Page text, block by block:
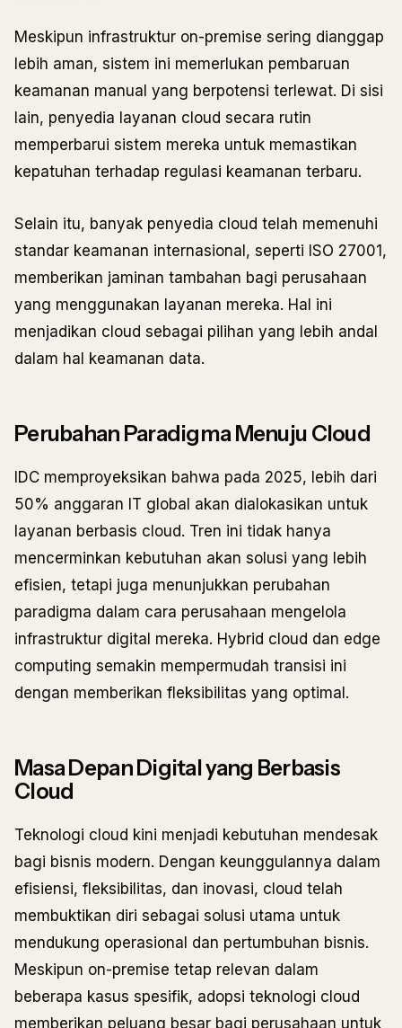
Meskipun infrastruktur on-premise sering dianggap
lebih aman, sistem ini memerlukan pembaruan
keamanan manual yang berpotensi terlewat. Di sisi
lain, penyedia layanan cloud secara rutin
memperbarui sistem mereka untuk memastikan
kepatuhan terhadap regulasi keamanan terbaru.
Selain itu, banyak penyedia cloud telah memenuhi
standar keamanan internasional, seperti ISO 27001,
memberikan jaminan tambahan bagi perusahaan
yang menggunakan layanan mereka. Hal ini
menjadikan cloud sebagai pilihan yang lebih andal
dalam hal keamanan data.
Perubahan Paradigma Menuju Cloud
IDC memproyeksikan bahwa pada 2025, lebih dari
50% anggaran IT global akan dialokasikan untuk
layanan berbasis cloud. Tren ini tidak hanya
mencerminkan kebutuhan akan solusi yang lebih
efisien, tetapi juga menunjukkan perubahan
paradigma dalam cara perusahaan mengelola
infrastruktur digital mereka. Hybrid cloud dan edge
computing semakin mempermudah transisi ini
dengan memberikan fleksibilitas yang optimal.
Masa Depan Digital yang Berbasis
Cloud
Teknologi cloud kini menjadi kebutuhan mendesak
bagi bisnis modern. Dengan keunggulannya dalam
efisiensi, fleksibilitas, dan inovasi, cloud telah
membuktikan diri sebagai solusi utama untuk
mendukung operasional dan pertumbuhan bisnis.
Meskipun on-premise tetap relevan dalam
beberapa kasus spesifik, adopsi teknologi cloud
memberikan peluang besar bagi perusahaan untuk